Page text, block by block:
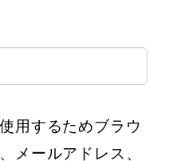
用するためブラウ
メールアドレス、